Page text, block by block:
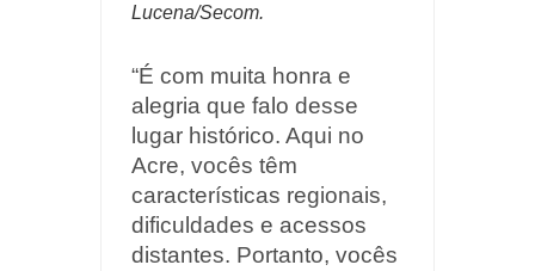
Lucena/Secom.
“É com muita honra e
alegria que falo desse
lugar histórico. Aqui no
Acre, vocês têm
características regionais,
dificuldades e acessos
distantes. Portanto, vocês